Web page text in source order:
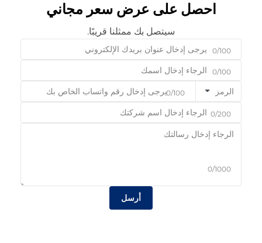
احصل على عرض سعر مجاني
سيتصل بك ممثلنا قريبًا.
0/100
0/100
الرمز 0/100
0/200
0/1000
أرسل